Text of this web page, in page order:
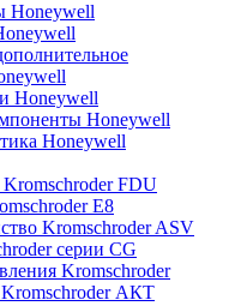
Honeywell
Honeywell
Honeywell
Honeywell
FDU
E8
Kromschroder ASV
серии CG
Kromschroder
АКТ